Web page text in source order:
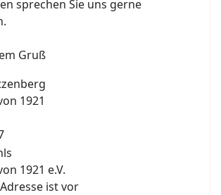
sprechen Sie uns gerne
Gruß
1921
1921 e.V.
ist vor